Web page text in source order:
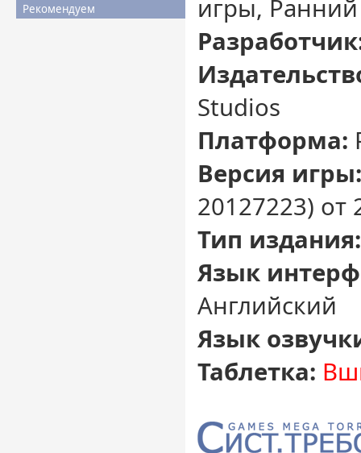
Рекомендуем
игры, Ранний
Studios
Платформа:
Версия игры:
20127223) от
Тип издания:
Язык
Английский
Язык
Таблетка: